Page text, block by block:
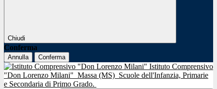
Chiudi
Conferma
Annulla Conferma
Istituto Comprensivo
"Don Lorenzo Milani" Massa (MS) Scuole dell'Infanzia, Primarie
e Secondaria di Primo Grado.